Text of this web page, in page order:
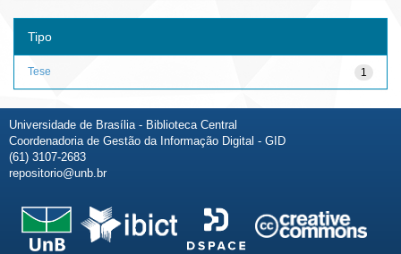
Tipo
1
Tese
Universidade de Brasília - Biblioteca Central
Coordenadoria de Gestão da Informação Digital - GID
(61) 3107-2683
repositorio@unb.br